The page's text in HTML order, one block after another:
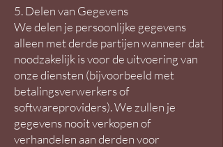
5. Delen van Gegevens
We delen je persoonlijke gegevens
alleen met derde partijen wanneer dat
noodzakelijk is voor de uitvoering van
onze diensten (bijvoorbeeld met
betalingsverwerkers of
softwareproviders). We zullen je
gegevens nooit verkopen of
verhandelen aan derden voor